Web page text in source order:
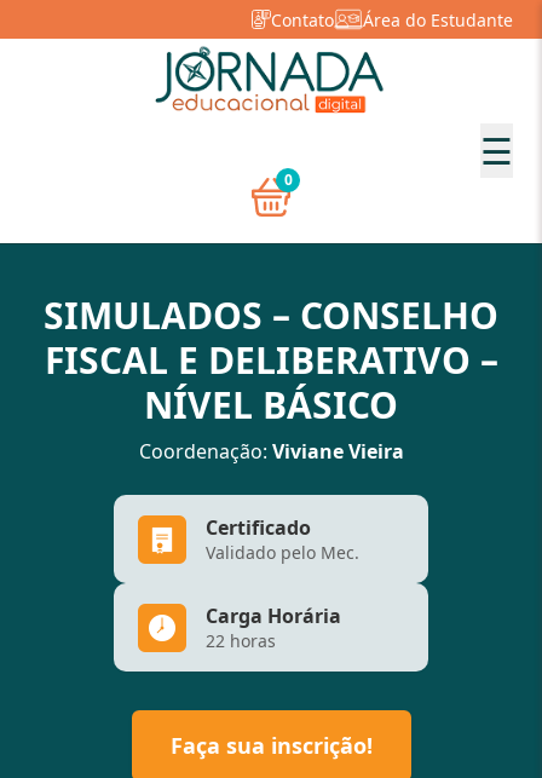
Contato Área do Estudante
☰
0
SIMULADOS – CONSELHO
FISCAL E DELIBERATIVO –
NÍVEL BÁSICO
Coordenação: Viviane Vieira
Certificado
Validado pelo Mec.
Carga Horária
22 horas
Faça sua inscrição!